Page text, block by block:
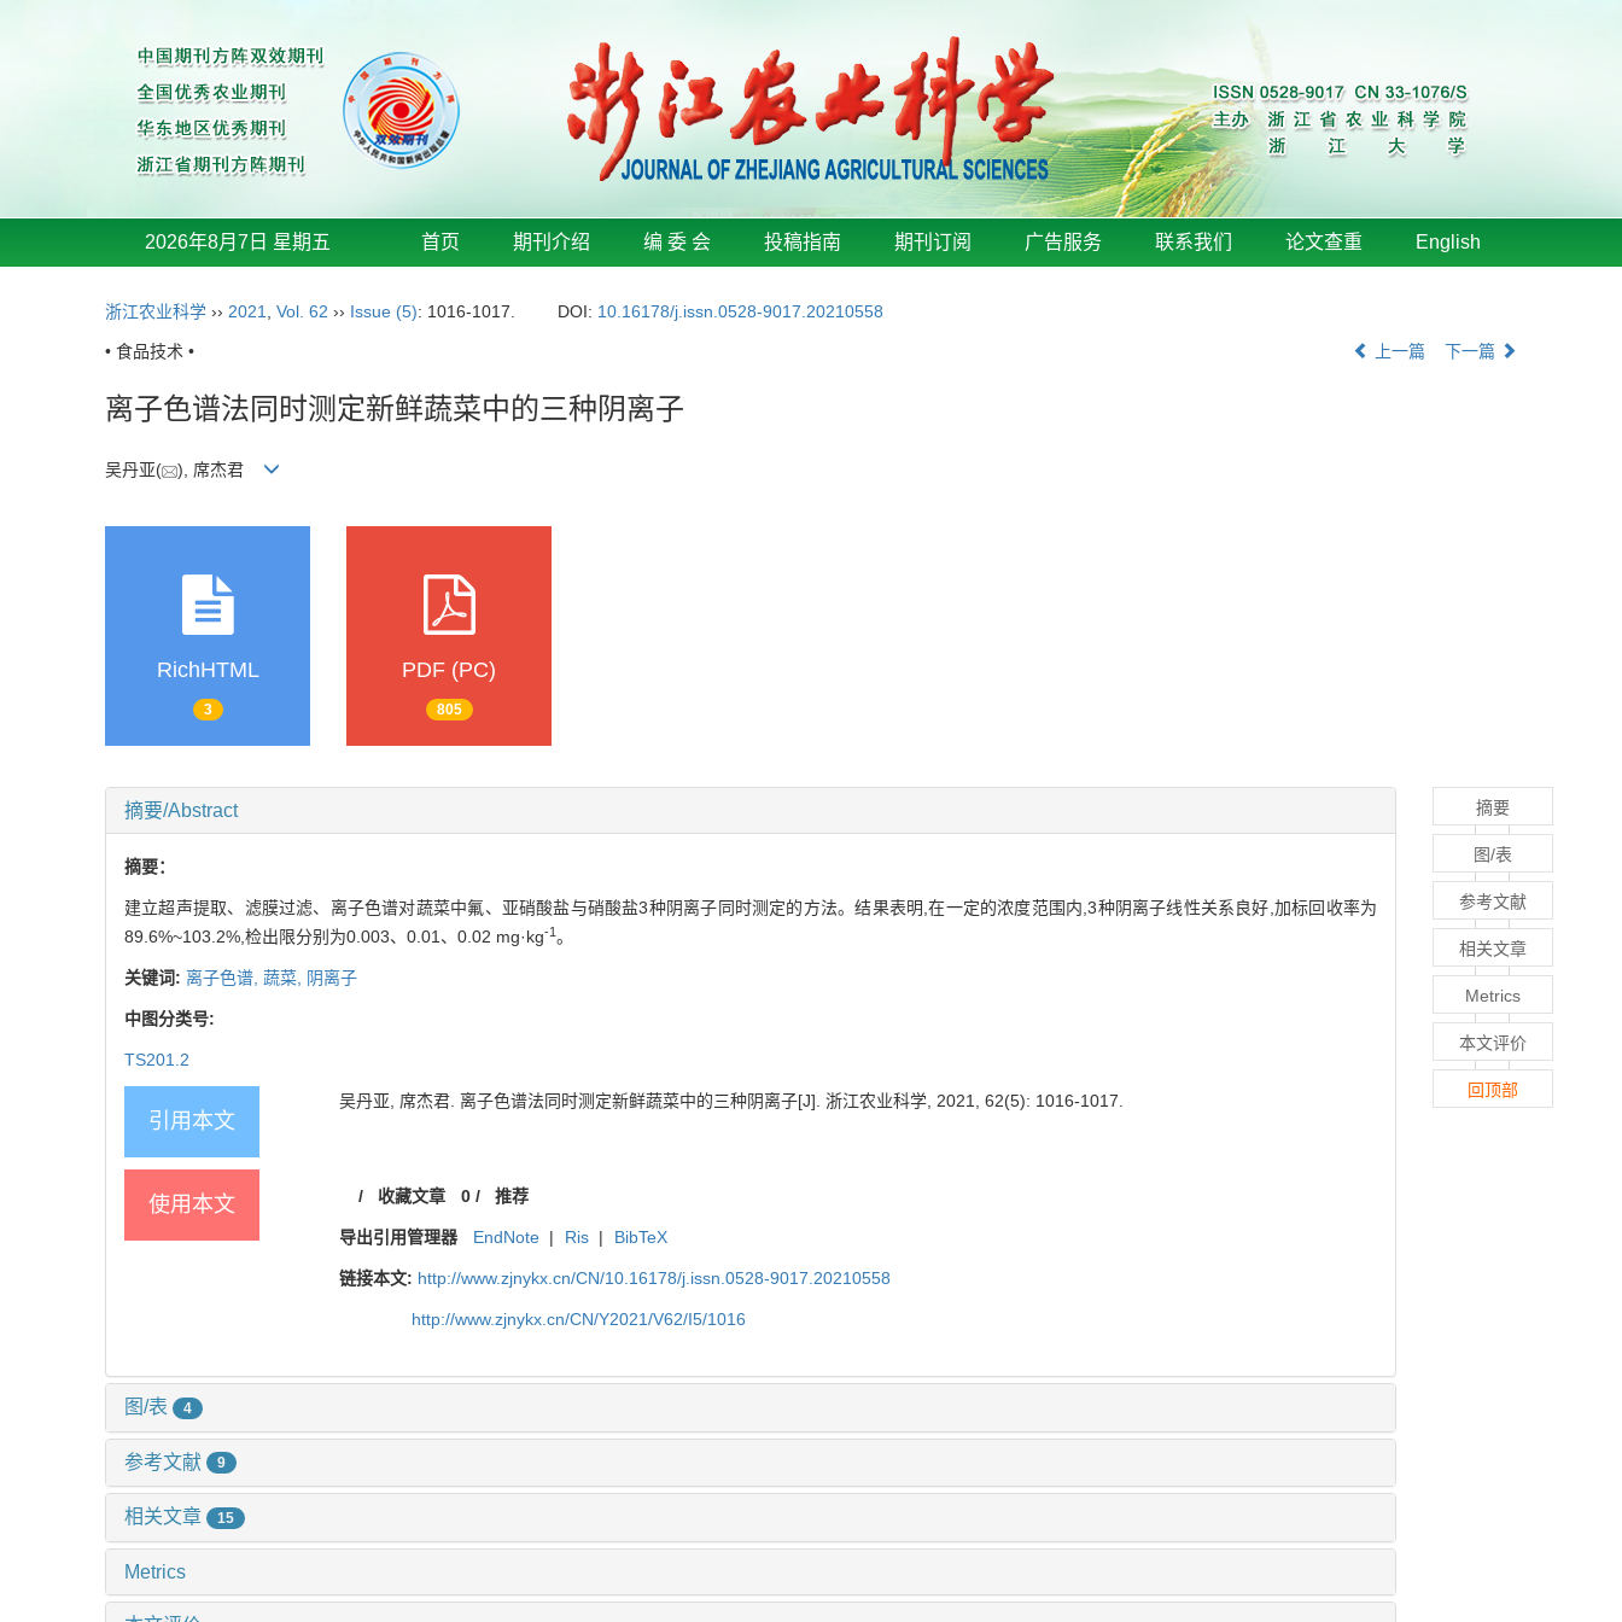
2026年8月7日 星期五 首页 期刊介绍 编 委 会 投稿指南 期刊订阅 广告服务 联系我们 论文查重 English
浙江农业科学 ›› 2021 Vol. 62 ›› Issue (5): 1016-1017. DOI: 10.16178/j.issn.0528-9017.20210558
• 食品技术 • 上一篇 下一篇
离子色谱法同时测定新鲜蔬菜中的三种阴离子
吴丹亚( ), 席杰君
RichHTML
3
PDF (PC)
805
摘要/Abstract
摘要：
建立超声提取、滤膜过滤、离子色谱对蔬菜中氟、亚硝酸盐与硝酸盐3种阴离子同时测定的方法。结果表明,在一定的浓度范围内,3种阴离子线性关系良好,加标回收率为
89.6%~103.2%,检出限分别为0.003、0.01、0.02 mg·kg-1。
关键词: 离子色谱, 蔬菜, 阴离子
中图分类号:
TS201.2
引用本文
吴丹亚, 席杰君. 离子色谱法同时测定新鲜蔬菜中的三种阴离子[J]. 浙江农业科学, 2021, 62(5): 1016-1017.
使用本文 / 收藏文章 0/ 推荐
导出引用管理器 EndNote | Ris | BibTeX
链接本文: http://www.zjnykx.cn/CN/10.16178/j.issn.0528-9017.20210558
http://www.zjnykx.cn/CN/Y2021/V62/I5/1016
图/表 4
参考文献 9
相关文章 15
Metrics
摘要
图/表
参考文献
相关文章
Metrics
本文评价
回顶部